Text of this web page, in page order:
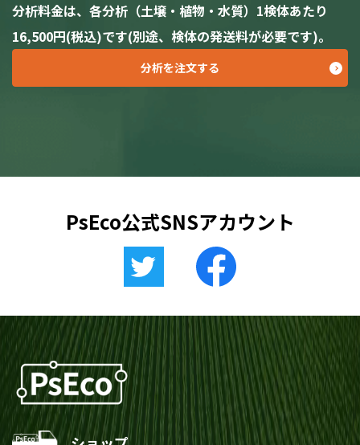
分析料金は、各分析（土壌・植物・水質）1検体あたり
16,500円(税込)です(別途、検体の発送料が必要です)。
分析を注文する
PsEco公式SNSアカウント